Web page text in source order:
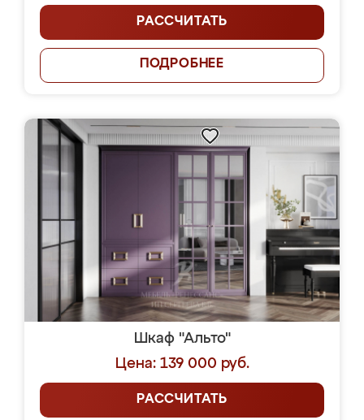
РАССЧИТАТЬ
ПОДРОБНЕЕ
Шкаф "Альто"
Цена: 139 000 руб.
РАССЧИТАТЬ